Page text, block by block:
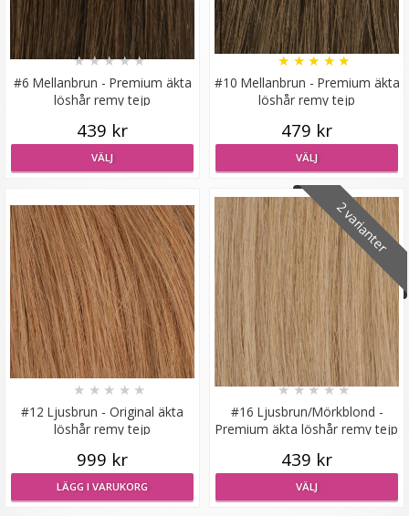
Microringar ca: 200st - Svarta
99 kr
LÄGG I VARUKORG
Diadem med rosett
#6 Mellanbrun - Premium äkta
löshår remy tejp
★★★★★
439 kr
VÄLJ
#10 Mellanbrun - Premium äkta
löshår remy tejp
★ ★ ★ ★ ★
479 kr
VÄLJ
#12 Ljusbrun - Original äkta
löshår remy tejp
★ ★ ★ ★ ★
999 kr
LÄGG I VARUKORG
2 varianter
#16 Ljusbrun/Mörkblond -
Premium äkta löshår remy tejp
★★★★★
439 kr
VÄLJ